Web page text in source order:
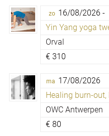
zo 16/08/2026 -
Yin Yang yoga
Orval
€ 310
ma 17/08/2026
OWC Antwerpen
€ 80